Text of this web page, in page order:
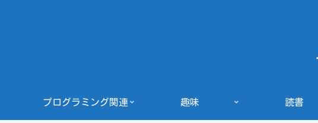
プログラミング関連 趣味 読書